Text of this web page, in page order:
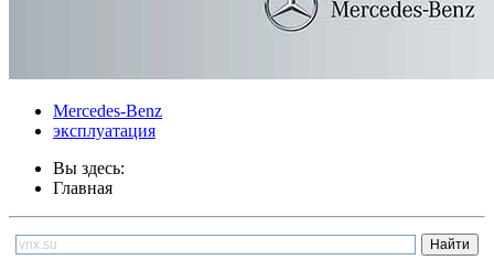
Mercedes-Benz
эксплуатация
Вы здесь:
Главная